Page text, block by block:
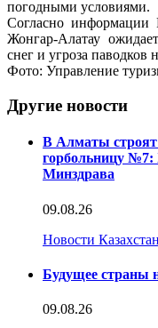
погодными условиями.
Согласно информации
Жонгар-Алатау
снег и угроза паводков
Фото: Управление
Другие новости
В Алматы строят
горбольницу №7:
Минздрава
09.08.26
Новости
Будущее страны
09.08.26